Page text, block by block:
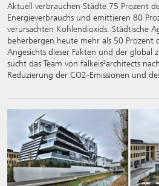
Aktuell verbrauchen Städte 75 Prozent
Energieverbrauchs und emittieren 80
verursachten Kohlendioxids. Städtische
beherbergen heute mehr als 50 Prozent
Angesichts dieser Fakten und der global
sucht das Team von falkeis²architects
Reduzierung der CO2-Emissionen und